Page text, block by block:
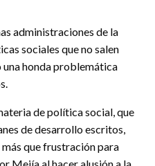
administraciones de la
sociales que no salen
una honda problemática
de política social, que
de desarrollo escritos,
que frustración para